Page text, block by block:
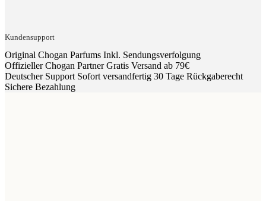
Kundensupport
Original Chogan Parfums Inkl. Sendungsverfolgung
Offizieller Chogan PartnerGratis Versand ab 79€
Deutscher Support Sofort versandfertig 30 Tage Rückgaberecht
Sichere Bezahlung